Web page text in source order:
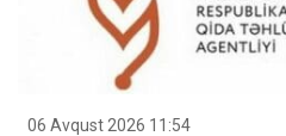
06 Avqust 2026 11:54